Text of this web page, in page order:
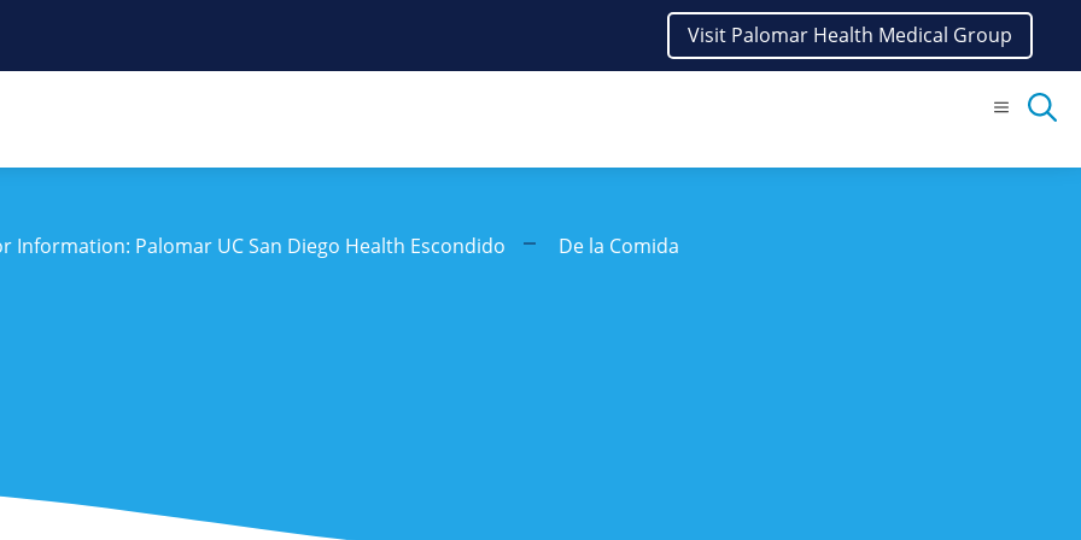
Visit Palomar Health Medical Group
Menu
Information: Palomar UC San Diego Health Escondido De la Comida